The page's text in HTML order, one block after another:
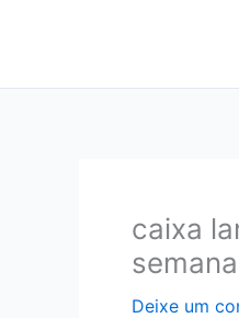
caixa
Deixe um